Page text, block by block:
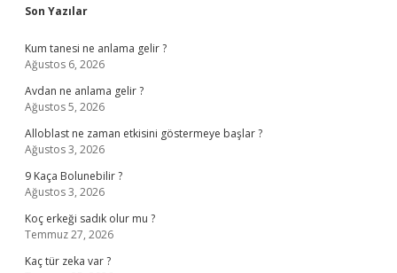
Sidebar
Son Yazılar
Kum tanesi ne anlama gelir ?
Ağustos 6, 2026
Avdan ne anlama gelir ?
Ağustos 5, 2026
Alloblast ne zaman etkisini göstermeye başlar ?
Ağustos 3, 2026
9 Kaça Bolunebilir ?
Ağustos 3, 2026
Koç erkeği sadık olur mu ?
Temmuz 27, 2026
Kaç tür zeka var ?